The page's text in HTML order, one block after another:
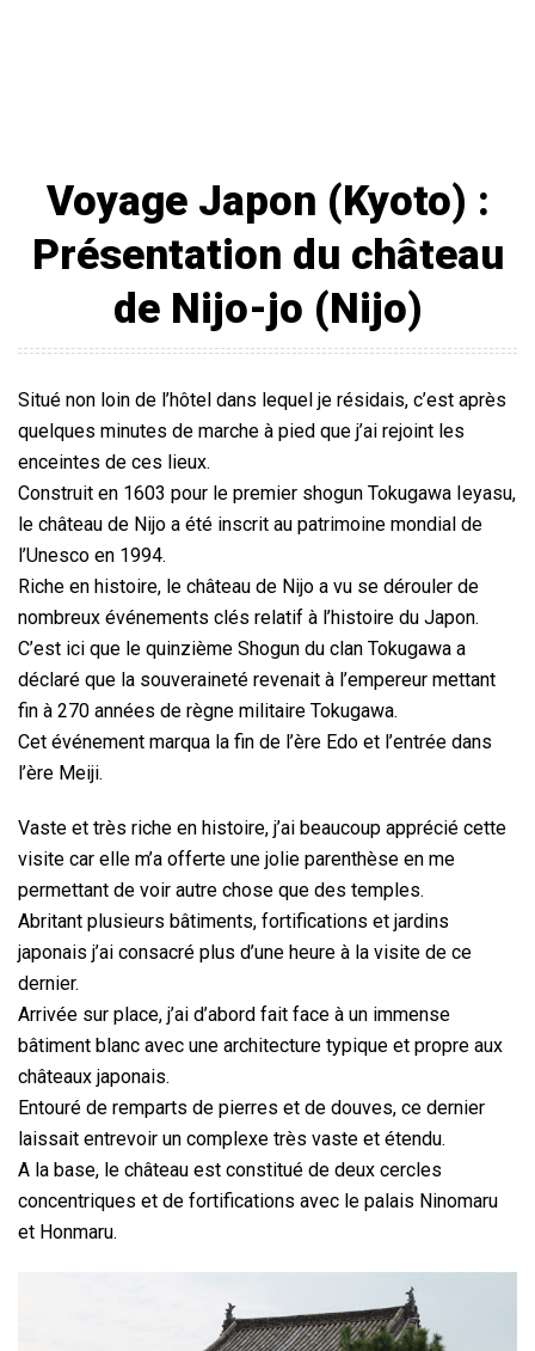
Voyage Japon (Kyoto) :
Présentation du château
de Nijo-jo (Nijo)
Situé non loin de l’hôtel dans lequel je résidais, c’est après
quelques minutes de marche à pied que j’ai rejoint les
enceintes de ces lieux.
Construit en 1603 pour le premier shogun Tokugawa Ieyasu,
le château de Nijo a été inscrit au patrimoine mondial de
l’Unesco en 1994.
Riche en histoire, le château de Nijo a vu se dérouler de
nombreux événements clés relatif à l’histoire du Japon.
C’est ici que le quinzième Shogun du clan Tokugawa a
déclaré que la souveraineté revenait à l’empereur mettant
fin à 270 années de règne militaire Tokugawa.
Cet événement marqua la fin de l’ère Edo et l’entrée dans
l’ère Meiji.
Vaste et très riche en histoire, j’ai beaucoup apprécié cette
visite car elle m’a offerte une jolie parenthèse en me
permettant de voir autre chose que des temples.
Abritant plusieurs bâtiments, fortifications et jardins
japonais j’ai consacré plus d’une heure à la visite de ce
dernier.
Arrivée sur place, j’ai d’abord fait face à un immense
bâtiment blanc avec une architecture typique et propre aux
châteaux japonais.
Entouré de remparts de pierres et de douves, ce dernier
laissait entrevoir un complexe très vaste et étendu.
A la base, le château est constitué de deux cercles
concentriques et de fortifications avec le palais Ninomaru
et Honmaru.